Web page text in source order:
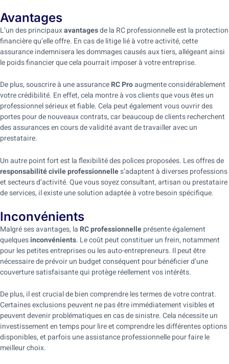
Avantages
L’un des principauxavantagesde la RC professionnelle est la protection
financière qu’elle offre. En cas de litige lié à votre activité, cette
assurance indemnisera les dommages causés aux tiers, allégeant ainsi
le poids financier que cela pourrait imposer à votre entreprise.
De plus, souscrire à une assuranceRC Proaugmente considérablement
votre crédibilité. En effet, cela montre à vos clients que vous êtes un
professionnel sérieux et fiable. Cela peut également vous ouvrir des
portes pour de nouveaux contrats, car beaucoup de clients recherchent
des assurances en cours de validité avant de travailler avec un
prestataire.
Un autre point fort est la flexibilité des polices proposées. Les offres de
responsabilité civile professionnelles’adaptent à diverses professions
et secteurs d’activité. Que vous soyez consultant, artisan ou prestataire
de services, il existe une solution adaptée à votre besoin spécifique.
Inconvénients
Malgré ses avantages, la RC professionnelleprésente également
quelquesinconvénients. Le coût peut constituer un frein, notamment
pour les petites entreprises ou les auto-entrepreneurs. Il peut être
nécessaire de prévoir un budget conséquent pour bénéficier d’une
couverture satisfaisante qui protège réellement vos intérêts.
De plus, il est crucial de bien comprendre les termes de votre contrat.
Certaines exclusions peuvent ne pas être immédiatement visibles et
peuvent devenir problématiques en cas de sinistre. Cela nécessite un
investissement en temps pour lire et comprendre les différentes options
disponibles, et parfois une assistance professionnelle pour faire le
meilleur choix.